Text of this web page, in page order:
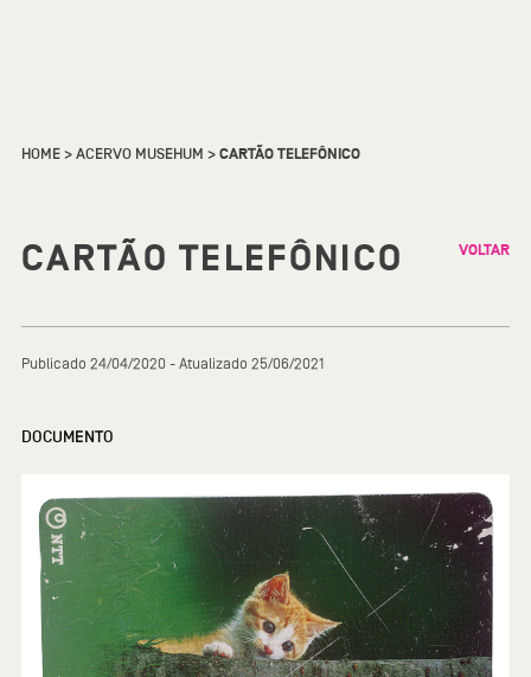
HOME>ACERVO MUSEHUM >CARTÃO TELEFÔNICO
CARTÃO TELEFÔNICO VOLTAR
Publicado 24/04/2020 - Atualizado 25/06/2021
DOCUMENTO